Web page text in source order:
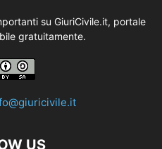
su GiuriCivile.it, portale
gratuitamente.
US